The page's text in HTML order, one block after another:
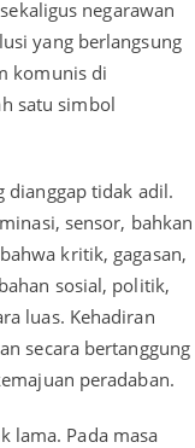
negarawan
yang berlangsung
komunis di
satu simbol
dianggap tidak adil.
sensor, bahkan
kritik, gagasan,
sosial, politik,
luas. Kehadiran
secara bertanggung
peradaban.
lama. Pada masa